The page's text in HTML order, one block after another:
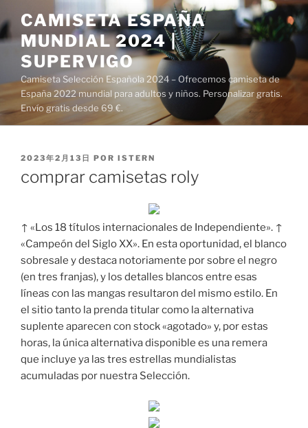
al
contenido
CAMISETA ESPAÑA
MUNDIAL 2024 |
SUPERVIGO
Camiseta Selección Española 2024 – Ofrecemos camiseta de
España 2022 mundial para adultos y niños. Personalizar gratis.
Envío gratis desde 69 €.
PUBLICADO
2023年2月13日 POR ISTERN
comprar camisetas roly
↑ «Los 18 títulos internacionales de Independiente». ↑
«Campeón del Siglo XX». En esta oportunidad, el blanco
sobresale y destaca notoriamente por sobre el negro
(en tres franjas), y los detalles blancos entre esas
líneas con las mangas resultaron del mismo estilo. En
el sitio tanto la prenda titular como la alternativa
suplente aparecen con stock «agotado» y, por estas
horas, la única alternativa disponible es una remera
que incluye ya las tres estrellas mundialistas
acumuladas por nuestra Selección.